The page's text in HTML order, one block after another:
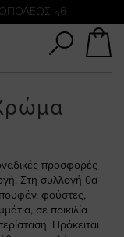
56
προσφορές
Στη συλλογή θα
φούστες,
σε ποικιλία
Πρόκειται